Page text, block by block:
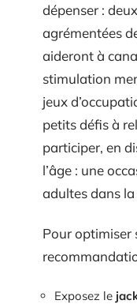
dépenser :
agrémentées
aideront à
stimulation
jeux
petits défis à
participer, en
l’âge : une
adultes dans
Pour optimiser
Exposez le